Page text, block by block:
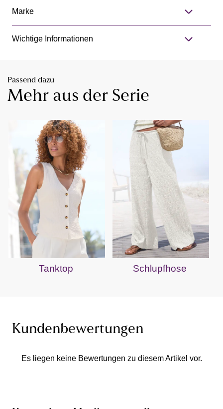
Marke
Wichtige Informationen
Passend dazu
Mehr aus der Serie
Tanktop Schlupfhose
Kundenbewertungen
Es liegen keine Bewertungen zu diesem Artikel vor.